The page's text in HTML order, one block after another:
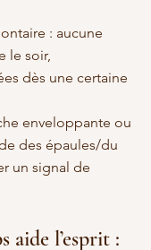
: aucune
le soir,
dès une certaine
enveloppante ou
des épaules/du
un signal de
aide l’esprit :